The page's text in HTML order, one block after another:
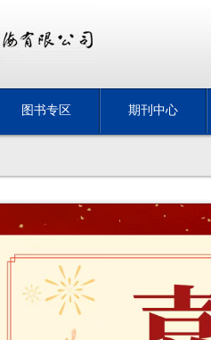
图书专区 期刊中心